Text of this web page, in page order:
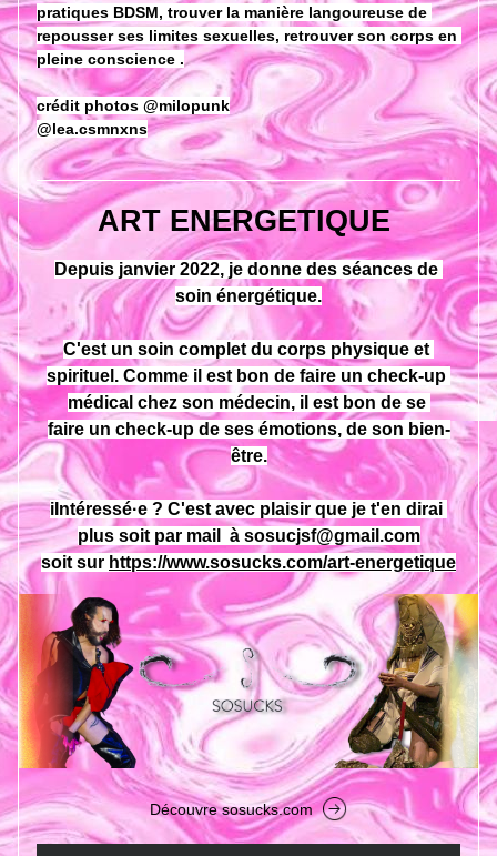
pratiques BDSM, trouver la manière langoureuse de
repousser ses limites sexuelles, retrouver son corps en
pleine conscience .
crédit photos @milopunk
@lea.csmnxns
ART ENERGETIQUE
Depuis janvier 2022, je donne des séances de
soin énergétique.
C'est un soin complet du corps physique et
spirituel. Comme il est bon de faire un check-up
médical chez son médecin, il est bon de se
faire un check-up de ses émotions, de son bien-
être.
iIntéressé·e ? C'est avec plaisir que je t'en dirai
plus soit par mail
à sosucjsf@gmail.com
soit sur https://www.sosucks.com/art-energetique
Découvre sosucks.com